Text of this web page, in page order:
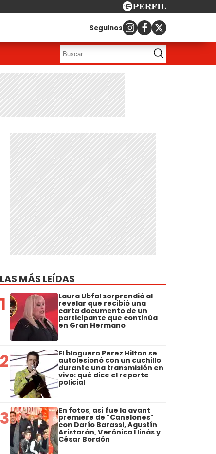
Seguinos
LAS MÁS LEÍDAS
1 Laura Ubfal sorprendió al
revelar que recibió una
carta documento de un
participante que continúa
en Gran Hermano
2 El bloguero Perez Hilton se
autolesionó con un cuchillo
durante una transmisión en
vivo: qué dice el reporte
policial
3 En fotos, así fue la avant
premiere de "Canelones"
con Darío Barassi, Agustín
Aristarán, Verónica Llinás y
César Bordón